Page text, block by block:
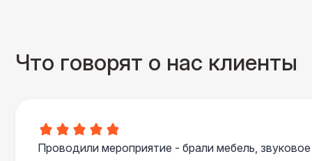
Что говорят о нас клиенты
Проводили мероприятие - брали мебель,